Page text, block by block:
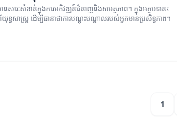
នសារៈសំខាន់ក្នុងការអភិវឌ្ឍន៍ជំនាញនិងសមត្ថភាព។ ក្នុងអត្ថបទនេះ
ធសាស្ត្រ ដើម្បីធានាថាការបណ្តុះបណ្តាលរបស់អ្នកមានប្រសិទ្ធភាព។
1